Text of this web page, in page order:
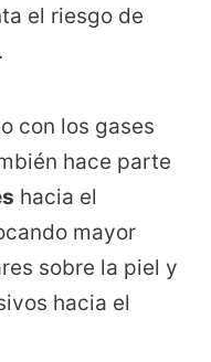
el riesgo de
con los gases
hace parte
hacia el
mayor
sobre la piel y
hacia el